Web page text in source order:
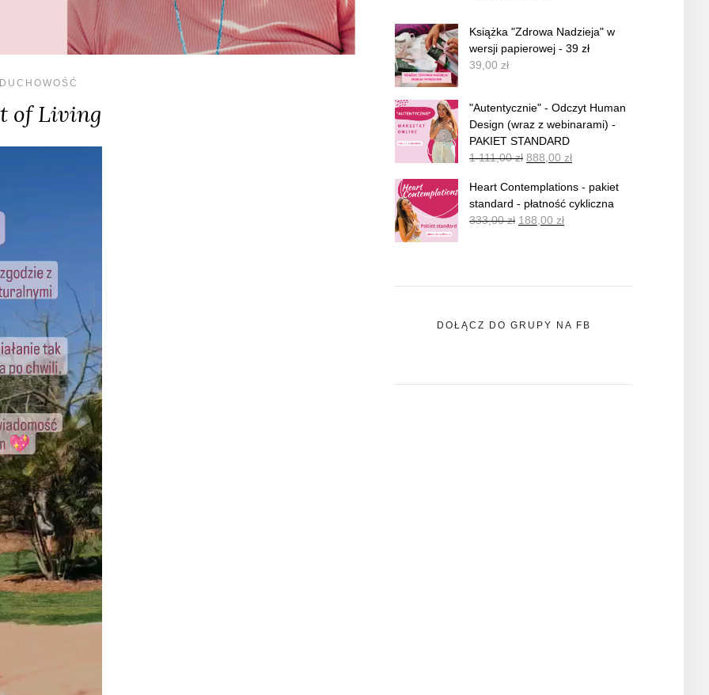
DUCHOWOŚĆ
of Living
Książka "Zdrowa Nadzieja" w
wersji papierowej - 39 zł
39,00 zł
"Autentycznie" - Odczyt Human
Design (wraz z webinarami) -
PAKIET STANDARD
1 111,00zł 888,00 zł
Heart Contemplations - pakiet
standard - płatność cykliczna
333,00zł 188,00 zł
DOŁĄCZ DO GRUPY NA FB